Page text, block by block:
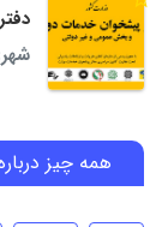
همه چیز